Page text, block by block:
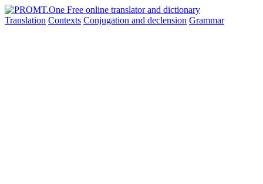
Translation Contexts Conjugation and declension Grammar